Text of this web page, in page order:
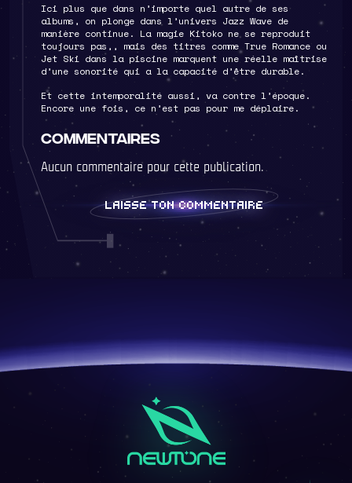
Ici plus que dans n’importe quel autre de ses
albums, on plonge dans l’univers Jazz Wave de
manière continue. La magie Kitoko ne se reproduit
toujours pas,, mais des titres comme True Romance ou
Jet Ski dans la piscine marquent une réelle maîtrise
d’une sonorité qui a la capacité d’être durable.
Et cette intemporalité aussi, va contre l’époque.
Encore une fois, ce n’est pas pour me déplaire.
Commentaires
Aucun commentaire pour cette publication.
LAISSE TON COMMENTAIRE